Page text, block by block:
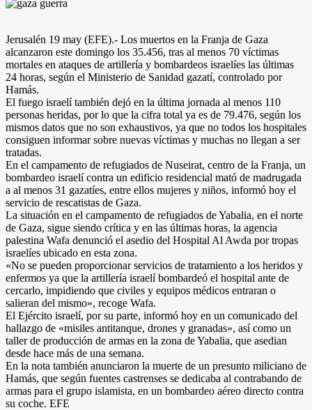
Jerusalén 19 may (EFE).- Los muertos en la Franja de Gaza
alcanzaron este domingo los 35.456, tras al menos 70 víctimas
mortales en ataques de artillería y bombardeos israelíes las últimas
24 horas, según el Ministerio de Sanidad gazatí, controlado por
Hamás.
El fuego israelí también dejó en la última jornada al menos 110
personas heridas, por lo que la cifra total ya es de 79.476, según los
mismos datos que no son exhaustivos, ya que no todos los hospitales
consiguen informar sobre nuevas víctimas y muchas no llegan a ser
tratadas.
En el campamento de refugiados de Nuseirat, centro de la Franja, un
bombardeo israelí contra un edificio residencial mató de madrugada
a al menos 31 gazatíes, entre ellos mujeres y niños, informó hoy el
servicio de rescatistas de Gaza.
La situación en el campamento de refugiados de Yabalia, en el norte
de Gaza, sigue siendo crítica y en las últimas horas, la agencia
palestina Wafa denunció el asedio del Hospital Al Awda por tropas
israelíes ubicado en esta zona.
«No se pueden proporcionar servicios de tratamiento a los heridos y
enfermos ya que la artillería israelí bombardeó el hospital ante de
cercarlo, impidiendo que civiles y equipos médicos entraran o
salieran del mismo», recoge Wafa.
El Ejército israelí, por su parte, informó hoy en un comunicado del
hallazgo de «misiles antitanque, drones y granadas», así como un
taller de producción de armas en la zona de Yabalia, que asedian
desde hace más de una semana.
En la nota también anunciaron la muerte de un presunto miliciano de
Hamás, que según fuentes castrenses se dedicaba al contrabando de
armas para el grupo islamista, en un bombardeo aéreo directo contra
su coche. EFE